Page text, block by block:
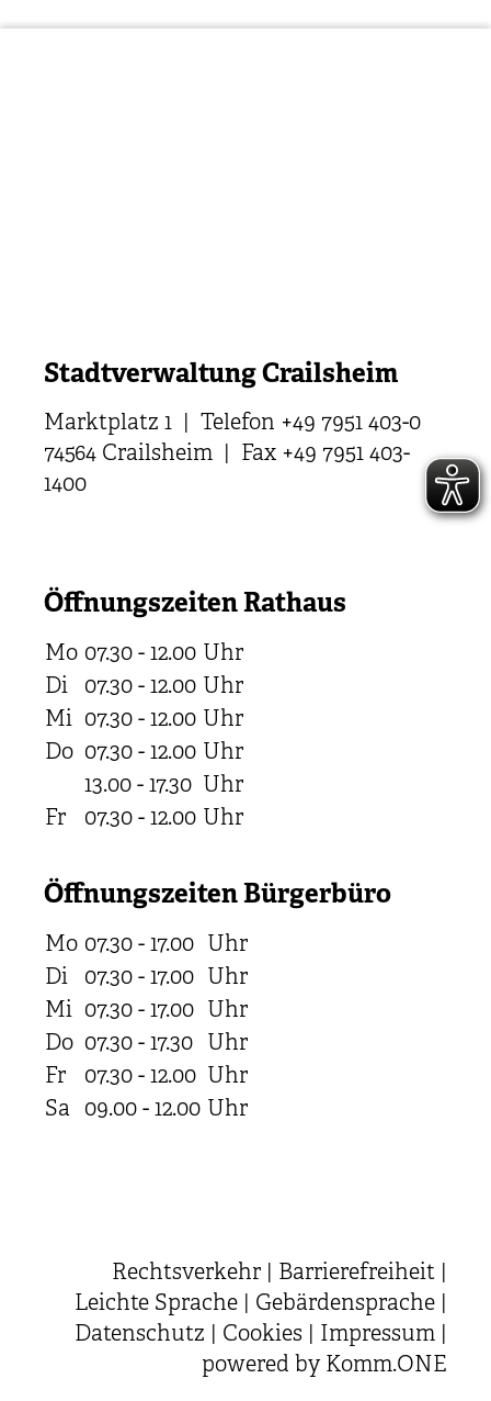
Stadtverwaltung Crailsheim
Marktplatz 1 | Telefon +49 7951 403-0
74564 Crailsheim | Fax +49 7951 403-
1400
Öffnungszeiten Rathaus
Mo 07.30 - 12.00 Uhr
Di
07.30 - 12.00 Uhr
Mi 07.30 - 12.00 Uhr
Do 07.30 - 12.00 Uhr
13.00 - 17.30 Uhr
Fr
07.30 - 12.00 Uhr
Öffnungszeiten Bürgerbüro
Mo 07.30 - 17.00 Uhr
Di
07.30 - 17.00 Uhr
Mi 07.30 - 17.00 Uhr
Do 07.30 - 17.30 Uhr
Fr
07.30 - 12.00 Uhr
Sa 09.00 - 12.00 Uhr
Rechtsverkehr Barrierefreiheit
Leichte Sprache
Gebärdensprache
Datenschutz
Cookies Impressum
powered by Komm.ONE